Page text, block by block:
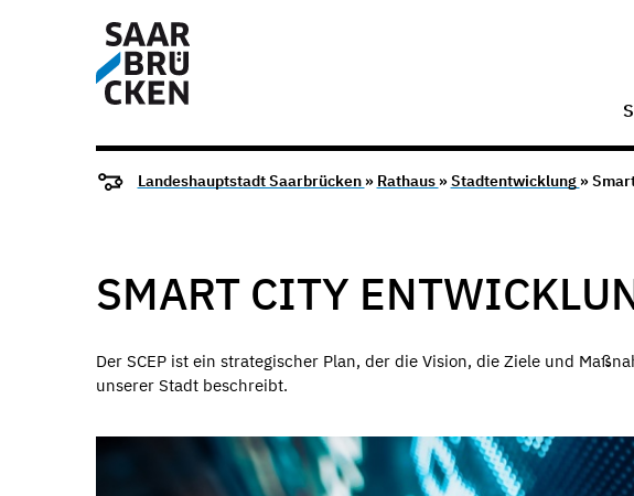
Landeshauptstadt Saarbrücken » Rathaus »Stadtentwicklung »
SMART CITY
Der SCEP ist ein strategischer Plan, der die Vision, die Ziele und
unserer Stadt beschreibt.